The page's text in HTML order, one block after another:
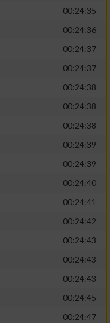
00:24:35
00:24:36
00:24:37
00:24:37
00:24:38
00:24:38
00:24:38
00:24:39
00:24:39
00:24:40
00:24:41
00:24:42
00:24:43
00:24:43
00:24:43
00:24:45
00:24:47